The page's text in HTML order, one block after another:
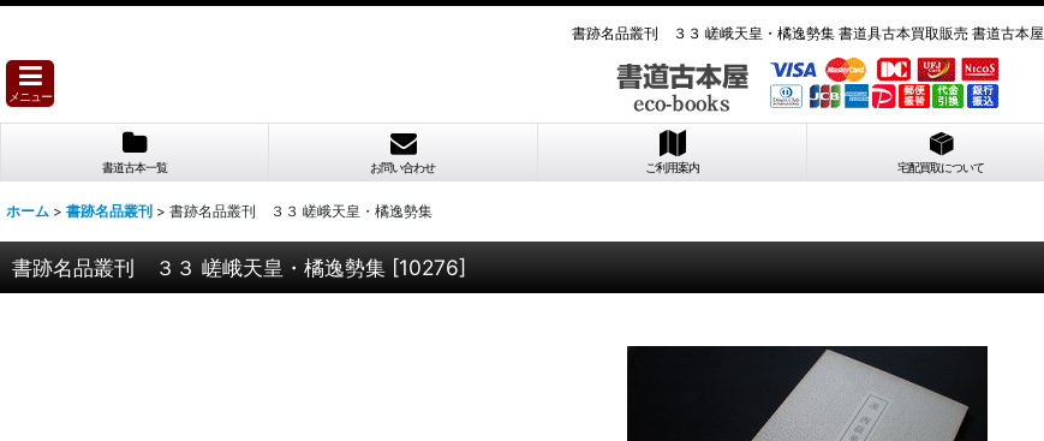
書跡名品叢刊 ３３ 嵯峨天皇・橘逸勢集 書道具古本買取販売 書道古本屋
メニュー
書道古本一覧 お問い合わせ ご利用案内 宅配買取について
ホーム > 書跡名品叢刊 > 書跡名品叢刊 ３３ 嵯峨天皇・橘逸勢集
書跡名品叢刊 ３３ 嵯峨天皇・橘逸勢集 [10276]